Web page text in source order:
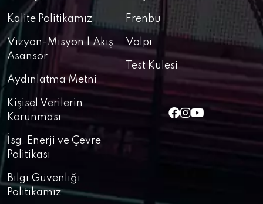
Kalite Politikamız
Vizyon-Misyon | Akış
Asansör
Aydınlatma Metni
Kişisel Verilerin
Korunması
İsg, Enerji ve Çevre
Politikası
Bilgi Güvenliği
Politikamız
Frenbu
Volpi
Test Kulesi